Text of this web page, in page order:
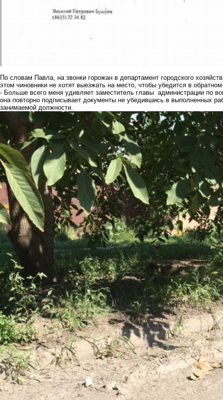
По словам Павла, на звонки горожан в департамент городского
этом чиновники не хотят выезжать на место, чтобы убедится в
- Больше всего меня удивляет заместитель главы администрации по
она повторно подписывает документы не убедившись в выполненных
занимаемой должности.